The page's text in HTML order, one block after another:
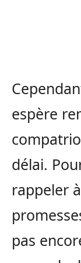
espère
délai.
rappeler
pas